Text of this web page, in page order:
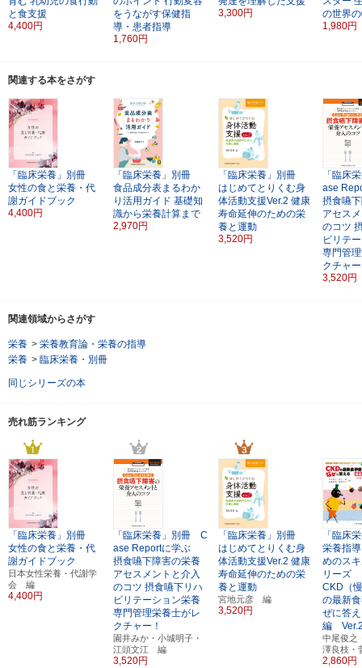
と食支援
4,400円
をうながす保健指
導・患者指導
1,760円
3,300円
の世界
1,980円
関連する本をさがす
「臨床栄養」別冊
女性の食と栄養・代
謝ガイドブック
4,400円
「臨床栄養」別冊
食品成分表まるわか
り活用ガイド 基礎知
識から栄養計算まで
2,970円
「臨床栄養」別冊
はじめてとりくむ身
体活動支援Ver.2 健康
寿命延伸のための栄
養と運動
3,520円
「臨床
ase
摂食嚥
アセス
のコツ
ビリテ
専門管
クチャ
3,520円
関連領域からさがす
栄養 > 栄養教育論・栄養の指導
栄養 > 臨床栄養・別冊
同じシリーズの本
売れ筋ランキング
「臨床栄養」別冊
女性の食と栄養・代
謝ガイドブック
日本女性栄養・代謝学
会 編
4,400円
「臨床栄養」別冊 C
ase Reportに学ぶ
摂食嚥下障害の栄養
アセスメントと介入
のコツ 摂食嚥下リハ
ビリテーション栄養
専門管理栄養士がレ
クチャー！
園井みか・小城明子・
江頭文江 編
3,520円
「臨床栄養」別冊
はじめてとりくむ身
体活動支援Ver.2 健康
寿命延伸のための栄
養と運動
宮地元彦 編
3,520円
「臨床
栄養指
めのス
リーズ
CKD（
の最新
ぜに答
編
中尾俊之
澤良枝
2,860円